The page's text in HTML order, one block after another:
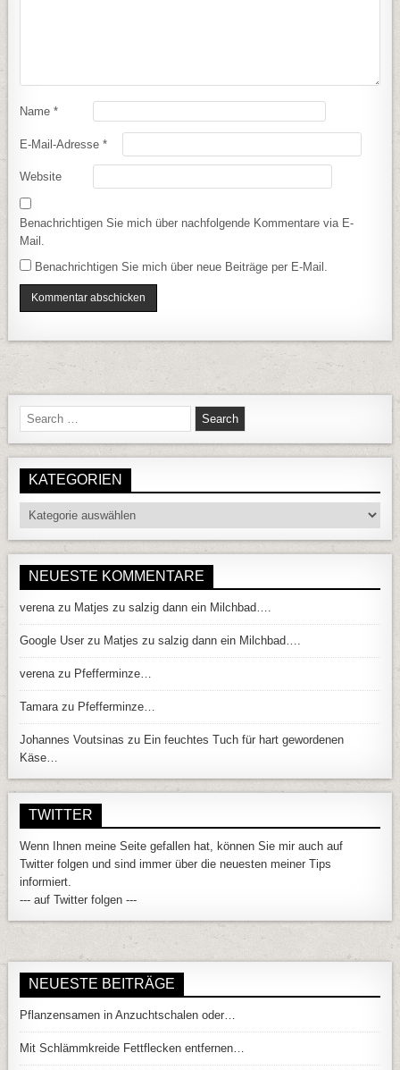
Name*
E-Mail-Adresse*
Website
Benachrichtigen Sie mich über nachfolgende Kommentare via E-
Mail.
Benachrichtigen Sie mich über neue Beiträge per E-Mail.
Search for:
KATEGORIEN
Kategorien
NEUESTE KOMMENTARE
verenazu Matjes zu salzig dann ein Milchbad….
Google User zu Matjes zu salzig dann ein Milchbad….
verenazu Pfefferminze…
Tamarazu Pfefferminze…
Johannes Voutsinas zu Ein feuchtes Tuch für hart gewordenen
Käse…
TWITTER
Wenn Ihnen meine Seite gefallen hat, können Sie mir auch auf
Twitter folgen und sind immer über die neuesten meiner Tips
informiert.
--- auf Twitter folgen ---
NEUESTE BEITRÄGE
Pflanzensamen in Anzuchtschalen oder…
Mit Schlämmkreide Fettflecken entfernen…